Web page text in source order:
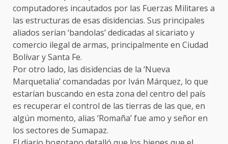
computadores incautados por las Fuerzas Militares a
las estructuras de esas disidencias. Sus principales
aliados serían ‘bandolas’ dedicadas al sicariato y
comercio ilegal de armas, principalmente en Ciudad
Bolívar y Santa Fe.
Por otro lado, las disidencias de la ‘Nueva
Marquetalia’ comandadas por Iván Márquez, lo que
estarían buscando en esta zona del centro del país
es recuperar el control de las tierras de las que, en
algún momento, alias ‘Romaña’ fue amo y señor en
los sectores de Sumapaz.